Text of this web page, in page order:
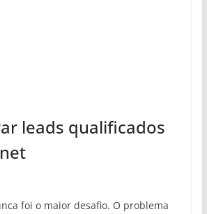
leads qualificados
foi o maior desafio. O problema